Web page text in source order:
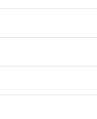
Serotec